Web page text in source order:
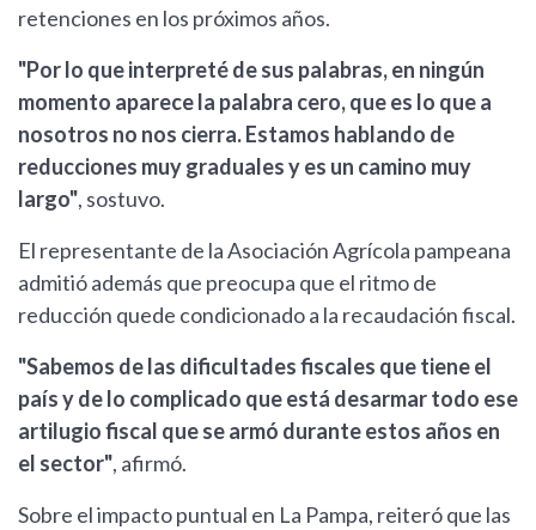
retenciones en los próximos años.
"Por lo que interpreté de sus palabras, en ningún
momento aparece la palabra cero, que es lo que a
nosotros no nos cierra. Estamos hablando de
reducciones muy graduales y es un camino muy
largo", sostuvo.
El representante de la Asociación Agrícola pampeana
admitió además que preocupa que el ritmo de
reducción quede condicionado a la recaudación fiscal.
"Sabemos de las dificultades fiscales que tiene el
país y de lo complicado que está desarmar todo ese
artilugio fiscal que se armó durante estos años en
el sector", afirmó.
Sobre el impacto puntual en La Pampa, reiteró que las